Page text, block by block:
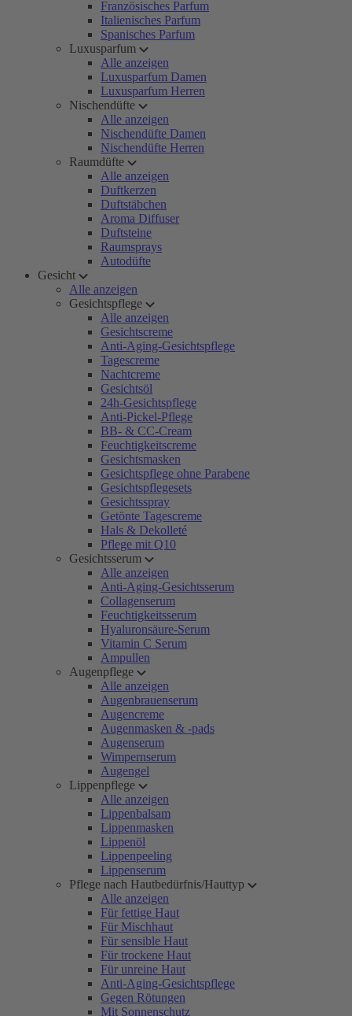
Französisches Parfum
Italienisches Parfum
Spanisches Parfum
Luxusparfum
Alle anzeigen
Luxusparfum Damen
Luxusparfum Herren
Nischendüfte
Alle anzeigen
Nischendüfte Damen
Nischendüfte Herren
Raumdüfte
Alle anzeigen
Duftkerzen
Duftstäbchen
Aroma Diffuser
Duftsteine
Raumsprays
Autodüfte
Gesicht
Alle anzeigen
Gesichtspflege
Alle anzeigen
Gesichtscreme
Anti-Aging-Gesichtspflege
Tagescreme
Nachtcreme
Gesichtsöl
24h-Gesichtspflege
Anti-Pickel-Pflege
BB- & CC-Cream
Feuchtigkeitscreme
Gesichtsmasken
Gesichtspflege ohne Parabene
Gesichtspflegesets
Gesichtsspray
Getönte Tagescreme
Hals & Dekolleté
Pflege mit Q10
Gesichtsserum
Alle anzeigen
Anti-Aging-Gesichtsserum
Collagenserum
Feuchtigkeitsserum
Hyaluronsäure-Serum
Vitamin C Serum
Ampullen
Augenpflege
Alle anzeigen
Augenbrauenserum
Augencreme
Augenmasken & -pads
Augenserum
Wimpernserum
Augengel
Lippenpflege
Alle anzeigen
Lippenbalsam
Lippenmasken
Lippenöl
Lippenpeeling
Lippenserum
Pflege nach Hautbedürfnis/Hauttyp
Alle anzeigen
Für fettige Haut
Für Mischhaut
Für sensible Haut
Für trockene Haut
Für unreine Haut
Anti-Aging-Gesichtspflege
Gegen Rötungen
Mit Sonnenschutz